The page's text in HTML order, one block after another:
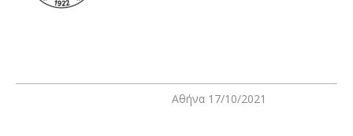
Αθήνα 17/10/2021